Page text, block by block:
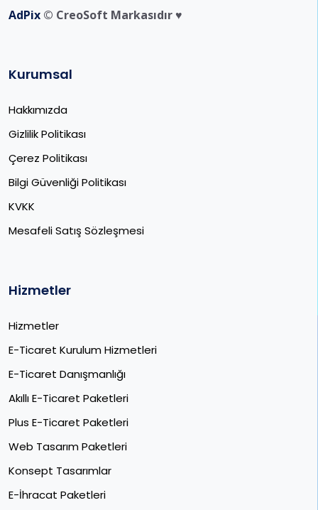
AdPix © CreoSoft Markasıdır ♥️
Kurumsal
Hakkımızda
Gizlilik Politikası
Çerez Politikası
Bilgi Güvenliği Politikası
KVKK
Mesafeli Satış Sözleşmesi
Hizmetler
Hizmetler
E-Ticaret Kurulum Hizmetleri
E-Ticaret Danışmanlığı
Akıllı E-Ticaret Paketleri
Plus E-Ticaret Paketleri
Web Tasarım Paketleri
Konsept Tasarımlar
E-İhracat Paketleri​